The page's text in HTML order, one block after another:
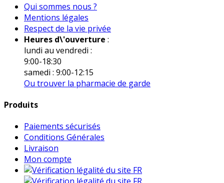
Qui sommes nous ?
Mentions légales
Respect de la vie privée
Heures d\'ouverture :
lundi au vendredi :
9:00-18:30
samedi : 9:00-12:15
Ou trouver la pharmacie de garde
Produits
Paiements sécurisés
Conditions Générales
Livraison
Mon compte